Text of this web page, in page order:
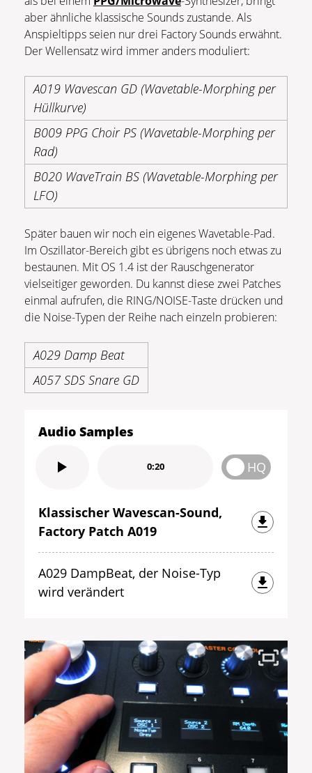
aber ähnliche klassische Sounds zustande. Als
Anspieltipps seien nur drei Factory Sounds erwähnt.
Der Wellensatz wird immer anders moduliert:
A019 Wavescan GD (Wavetable-Morphing per
Hüllkurve)
B009 PPG Choir PS (Wavetable-Morphing per
Rad)
B020 WaveTrain BS (Wavetable-Morphing per
LFO)
Später bauen wir noch ein eigenes Wavetable-Pad.
Im Oszillator-Bereich gibt es übrigens noch etwas zu
bestaunen. Mit OS 1.4 ist der Rauschgenerator
vielseitiger geworden. Du kannst diese zwei Patches
einmal aufrufen, die RING/NOISE-Taste drücken und
die Noise-Typen der Reihe nach einzeln probieren:
A029 Damp Beat
A057 SDS Snare GD
Audio Samples
0:20 HQ
Klassischer Wavescan-Sound,
Factory Patch A019
A029 DampBeat, der Noise-Typ
wird verändert